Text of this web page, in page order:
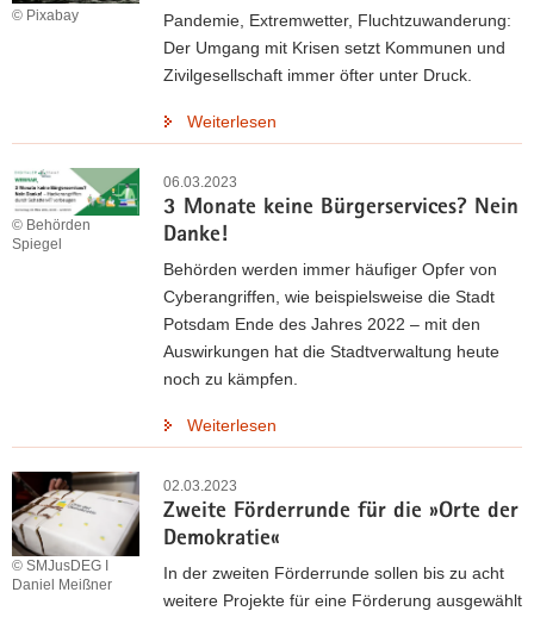
© Pixabay
Pandemie, Extremwetter, Fluchtzuwanderung:
Der Umgang mit Krisen setzt Kommunen und
Zivilgesellschaft immer öfter unter Druck.
Weiterlesen
06.03.2023
3 Monate keine Bürgerservices? Nein
Danke!
© Behörden
Spiegel
Behörden werden immer häufiger Opfer von
Cyberangriffen, wie beispielsweise die Stadt
Potsdam Ende des Jahres 2022 – mit den
Auswirkungen hat die Stadtverwaltung heute
noch zu kämpfen.
Weiterlesen
02.03.2023
Zweite Förderrunde für die »Orte der
Demokratie«
© SMJusDEG I
Daniel Meißner
In der zweiten Förderrunde sollen bis zu acht
weitere Projekte für eine Förderung ausgewählt